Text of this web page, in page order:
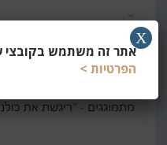
אתר זה משתמש בקובצי
הפרטיות >
X